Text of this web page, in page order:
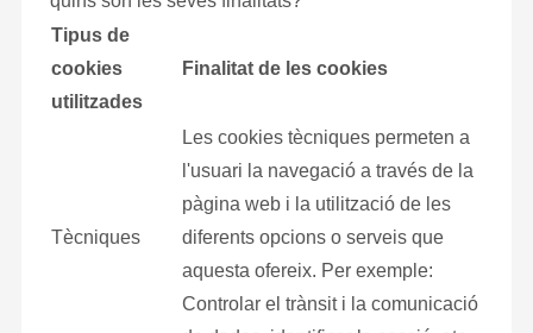
Tipus de
cookies
utilitzades
Finalitat de les cookies
Tècniques
Les cookies tècniques permeten a
l'usuari la navegació a través de la
pàgina web i la utilització de les
diferents opcions o serveis que
aquesta ofereix. Per exemple:
Controlar el trànsit i la comunicació